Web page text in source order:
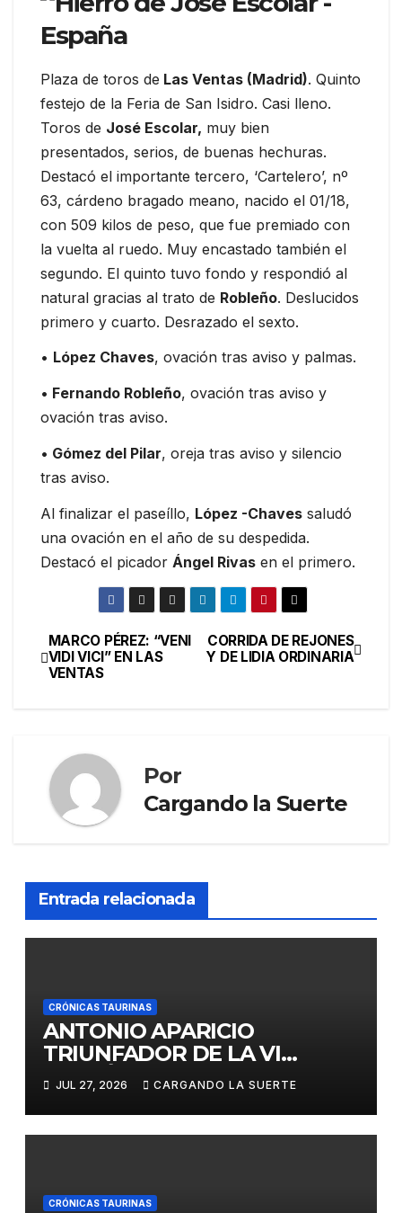
Plaza de toros de Las Ventas (Madrid). Quinto
festejo de la Feria de San Isidro. Casi lleno.
Toros de José Escolar, muy bien
presentados, serios, de buenas hechuras.
Destacó el importante tercero, ‘Cartelero’, nº
63, cárdeno bragado meano, nacido el 01/18,
con 509 kilos de peso, que fue premiado con
la vuelta al ruedo. Muy encastado también el
segundo. El quinto tuvo fondo y respondió al
natural gracias al trato de Robleño. Deslucidos
primero y cuarto. Desrazado el sexto.
• López Chaves, ovación tras aviso y palmas.
• Fernando Robleño, ovación tras aviso y
ovación tras aviso.
• Gómez del Pilar, oreja tras aviso y silencio
tras aviso.
Al finalizar el paseíllo, López -Chaves saludó
una ovación en el año de su despedida.
Destacó el picador Ángel Rivas en el primero.
CORRIDA DE REJONES
Y DE LIDIA ORDINARIA
MARCO PÉREZ: “VENI
VIDI VICI” EN LAS
VENTAS
Por
Cargando la Suerte
Entrada relacionada
CRÓNICAS TAURINAS
ANTONIO APARICIO
TRIUNFADOR DE LA VI
EDICIÓN DEL CERTAMEN
«VILLA DE LA SOLANA»
JUL 27, 2026 CARGANDO LA SUERTE
CRÓNICAS TAURINAS